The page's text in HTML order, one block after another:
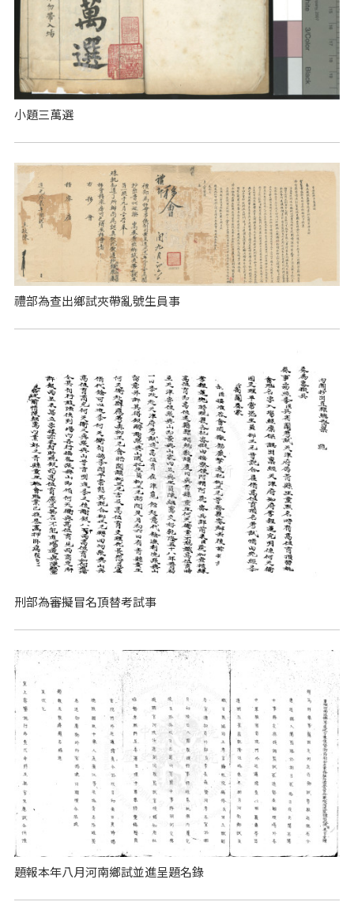
小題三萬選
禮部為查出鄉試夾帶亂號生員事
刑部為審擬冒名頂替考試事
題報本年八月河南鄉試並進呈題名錄